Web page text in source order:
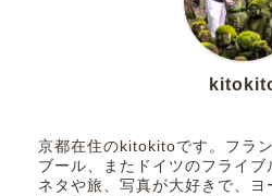
京都在住のkitokitoです。フラ
ブール、またドイツのフライ
ネタや旅、写真が大好きで、